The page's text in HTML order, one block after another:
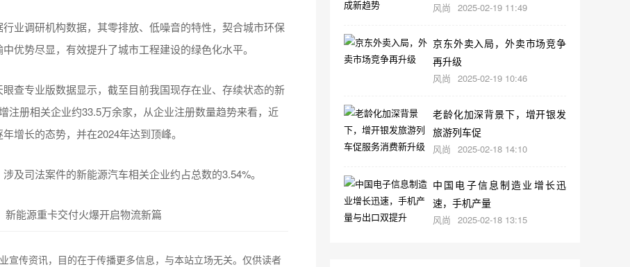
业调研机构数据，其零排放、低噪音的特性，契合城市环保
优势尽显，有效提升了城市工程建设的绿色化水平。
查专业版数据显示，截至目前我国现存在业、存续状态的新
注册相关企业约33.5万余家，从企业注册数量趋势来看，近
增长的态势，并在2024年达到顶峰。
及司法案件的新能源汽车相关企业约占总数的3.54%。
宣传资讯，目的在于传播更多信息，与本站立场无关。仅供读者
风尚 2025-02-19 11:49
京东外卖入局，外卖市场竞争
再升级
风尚 2025-02-19 10:46
老龄化加深背景下，增开银发
旅游列车促
风尚 2025-02-18 14:10
中国电子信息制造业增长迅
速，手机产量
风尚 2025-02-18 13:15